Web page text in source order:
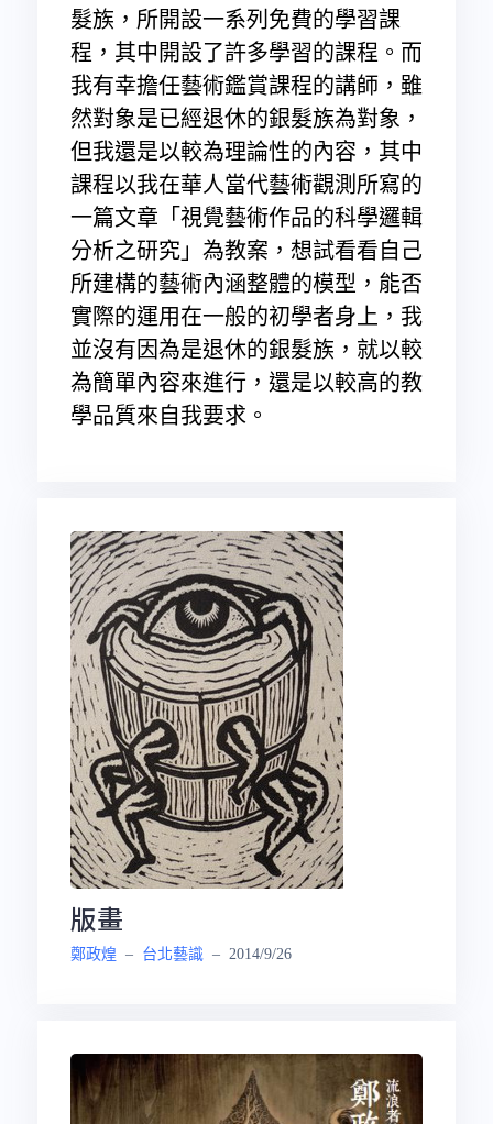
髮族，所開設一系列免費的學習課
程，其中開設了許多學習的課程。而
我有幸擔任藝術鑑賞課程的講師，雖
然對象是已經退休的銀髮族為對象，
但我還是以較為理論性的內容，其中
課程以我在華人當代藝術觀測所寫的
一篇文章「視覺藝術作品的科學邏輯
分析之研究」為教案，想試看看自己
所建構的藝術內涵整體的模型，能否
實際的運用在一般的初學者身上，我
並沒有因為是退休的銀髮族，就以較
為簡單內容來進行，還是以較高的教
學品質來自我要求。
版畫
鄭政煌 – 台北藝識 – 2014/9/26